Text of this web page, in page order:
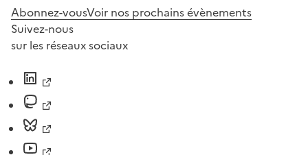
Abonnez-vousVoir nos prochains évènements
Suivez-nous
sur les réseaux sociaux